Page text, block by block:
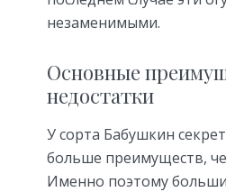
незаменимыми.
Основные
недостатки
У сорта Бабушкин
больше преимуществ,
Именно поэтому